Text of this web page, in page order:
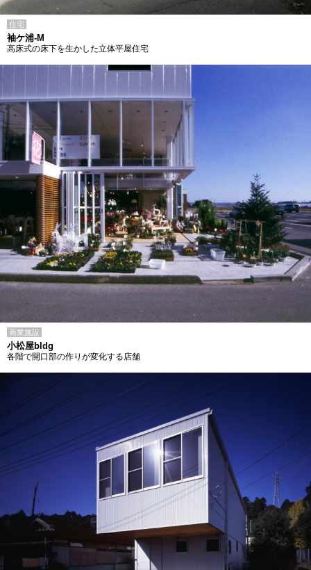
住宅
袖ケ浦-M
高床式の床下を生かした立体平屋住宅
商業施設
小松屋bldg
各階で開口部の作りが変化する店舗